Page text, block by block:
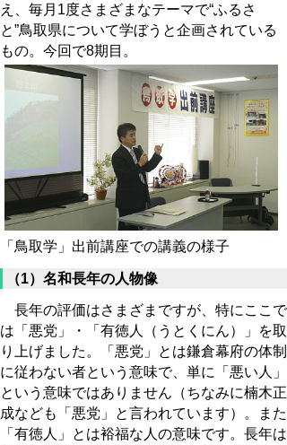
え、毎月1度さまざまなテーマで“ふるさ
と”鳥取県について学ぼうと企画されている
もの。今回で8期目。
「鳥取学」出前講座での講義の様子
（1）名和長年の人物像
長年の評価はさまざまですが、特にここで
は「悪党」・「有徳人（うとくにん）」を取
り上げました。「悪党」とは鎌倉幕府の体制
に従わない者という意味で、単に「悪い人」
という意味ではありません（ちなみに楠木正
成なども「悪党」と言われています）。また
「有徳人」とは裕福な人の意味です。長年は